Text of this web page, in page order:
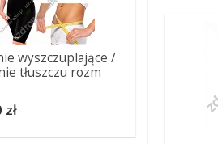
wyszczuplające /
tłuszczu rozm